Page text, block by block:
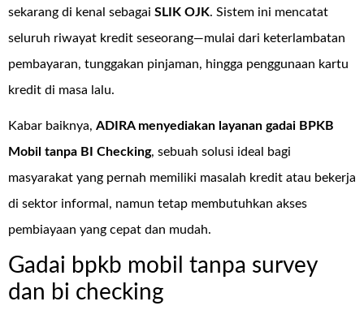
sekarang di kenal sebagai SLIK OJK. Sistem ini mencatat
seluruh riwayat kredit seseorang—mulai dari keterlambatan
pembayaran, tunggakan pinjaman, hingga penggunaan kartu
kredit di masa lalu.
Kabar baiknya, ADIRA menyediakan layanan gadai BPKB
Mobil tanpa BI Checking, sebuah solusi ideal bagi
masyarakat yang pernah memiliki masalah kredit atau bekerja
di sektor informal, namun tetap membutuhkan akses
pembiayaan yang cepat dan mudah.
Gadai bpkb mobil tanpa survey
dan bi checking